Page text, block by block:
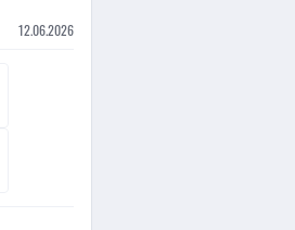
12.06.2026